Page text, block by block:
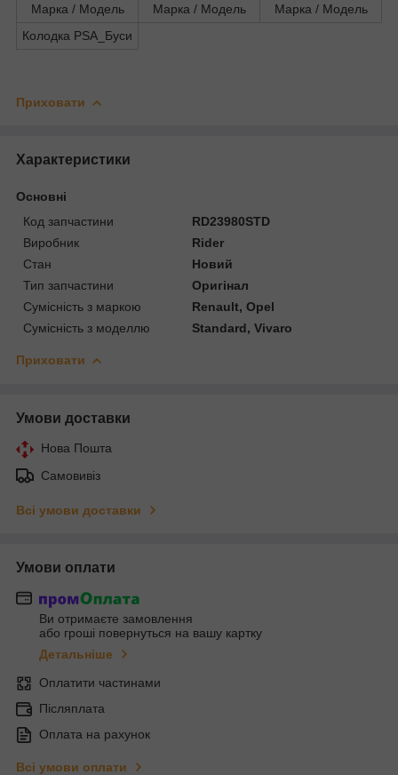
Марка / Модель Марка / Модель
Марка / Модель
Колодка PSA_Буси
Приховати
Характеристики
Основні
Код запчастини
RD23980STD
Виробник
Rider
Стан
Новий
Тип запчастини
Оригінал
Сумісність з маркою
Renault, Opel
Сумісність з моделлю
Standard, Vivaro
Приховати
Умови доставки
Нова Пошта
Самовивіз
Всі умови доставки
Умови оплати
Ви отримаєте замовлення
або гроші повернуться на вашу картку
Детальніше
Оплатити частинами
Післяплата
Оплата на рахунок
Всі умови оплати